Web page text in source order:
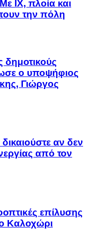
ΙΧ, πλοία και
την πόλη
ο υποψήφιος
Γιώργος
αν δεν
από τον
επίλυσης
Καλοχώρι